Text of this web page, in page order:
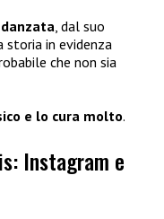
, dal suo
storia in evidenza
che non sia
e lo cura molto.
Instagram e